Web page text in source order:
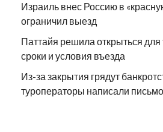
Израиль внес Россию в
ограничил выезд
Паттайя решила открыться для
сроки и условия въезда
Из-за закрытия грядут
туроператоры написали